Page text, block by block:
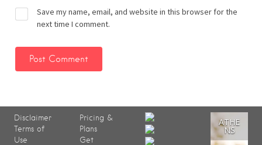
Save my name, email, and website in this browser for the
next time I comment.
Disclaimer
Terms of
Use
Pricing &
Plans
Get
ATHE
NS